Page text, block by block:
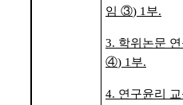
임 ③) 1 부.
3. 학위논문
④) 1 부.
4. 연구윤리